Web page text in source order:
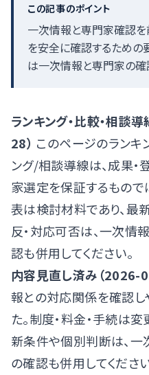
この記事のポイント
一次情報と専門家確認を
を安全に確認するための
は一次情報と専門家の確
ランキング・比較・相談
28） このページのランキ
ング/相談導線は、成果・
家選定を保証するもので
表は検討材料であり、最
反・対応可否は、一次情
認も併用してください。
内容見直し済み（2026-
報との対応関係を確認し
た。制度・料金・手続は
新条件や個別判断は、
の確認も併用してください